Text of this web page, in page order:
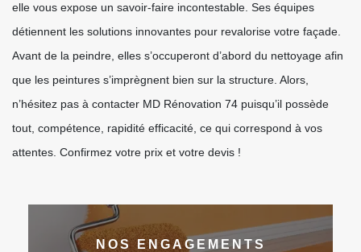
elle vous expose un savoir-faire incontestable. Ses équipes
détiennent les solutions innovantes pour revalorise votre façade.
Avant de la peindre, elles s’occuperont d’abord du nettoyage afin
que les peintures s’imprègnent bien sur la structure. Alors,
n’hésitez pas à contacter MD Rénovation 74 puisqu’il possède
tout, compétence, rapidité efficacité, ce qui correspond à vos
attentes. Confirmez votre prix et votre devis !
NOS ENGAGEMENTS